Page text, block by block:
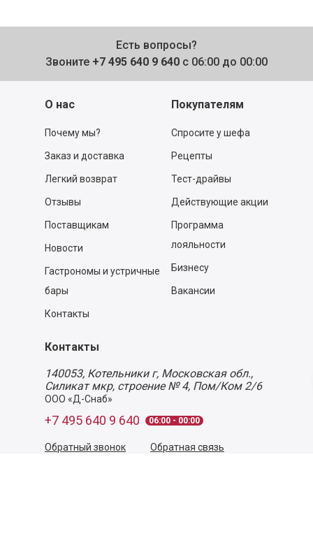
Есть вопросы?
Звоните +7 495 640 9 640 с 06:00 до 00:00
О нас
Почему мы?
Заказ и доставка
Легкий возврат
Отзывы
Поставщикам
Новости
Гастрономы и устричные
бары
Контакты
Покупателям
Спросите у шефа
Рецепты
Тест-драйвы
Действующие акции
Программа
лояльности
Бизнесу
Вакансии
Контакты
140053, Котельники г, Московская обл.,
Силикат мкр, строение № 4, Пом/Ком 2/6
ООО «Д-Снаб»
+7 495 640 9 640 06:00 - 00:00
Обратный звонок Обратная связь